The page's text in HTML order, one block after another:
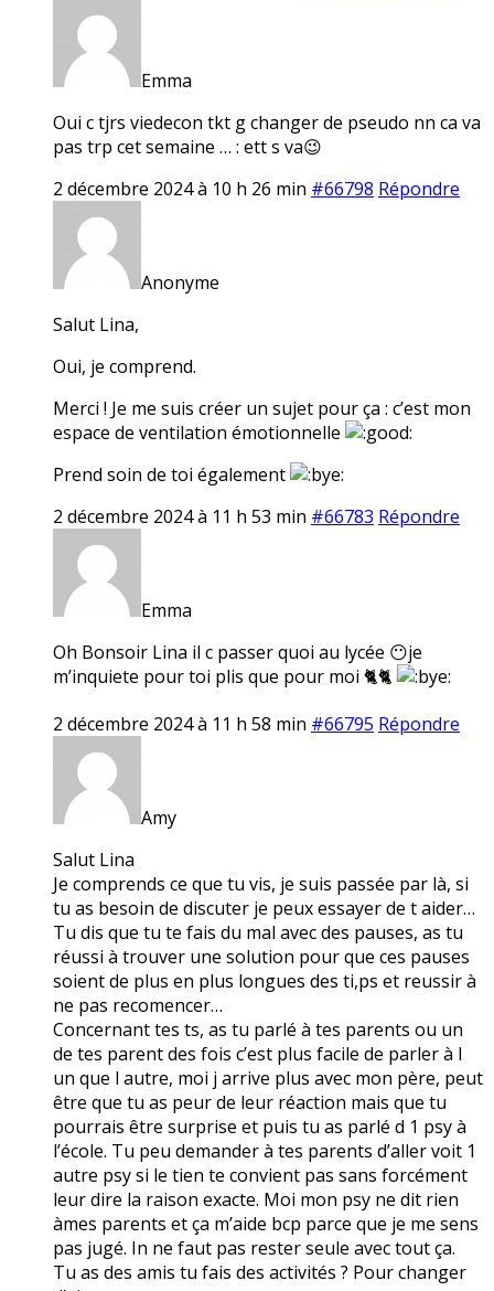
Emma
Oui c tjrs viedecon tkt g changer de pseudo nn ca va
pas trp cet semaine … : ett s va😉
2 décembre 2024 à 10 h 26 min #66798 Répondre
Anonyme
Salut Lina,
Oui, je comprend.
Merci ! Je me suis créer un sujet pour ça : c’est mon
espace de ventilation émotionnelle
Prend soin de toi également
2 décembre 2024 à 11 h 53 min #66783 Répondre
Emma
Oh Bonsoir Lina il c passer quoi au lycée 😶je
m’inquiete pour toi plis que pour moi 🐈🐈
2 décembre 2024 à 11 h 58 min #66795 Répondre
Amy
Salut Lina
Je comprends ce que tu vis, je suis passée par là, si
tu as besoin de discuter je peux essayer de t aider…
Tu dis que tu te fais du mal avec des pauses, as tu
réussi à trouver une solution pour que ces pauses
soient de plus en plus longues des ti,ps et reussir à
ne pas recomencer…
Concernant tes ts, as tu parlé à tes parents ou un
de tes parent des fois c’est plus facile de parler à l
un que l autre, moi j arrive plus avec mon père, peut
être que tu as peur de leur réaction mais que tu
pourrais être surprise et puis tu as parlé d 1 psy à
l’école. Tu peu demander à tes parents d’aller voit 1
autre psy si le tien te convient pas sans forcément
leur dire la raison exacte. Moi mon psy ne dit rien
àmes parents et ça m’aide bcp parce que je me sens
pas jugé. In ne faut pas rester seule avec tout ça.
Tu as des amis tu fais des activités ? Pour changer